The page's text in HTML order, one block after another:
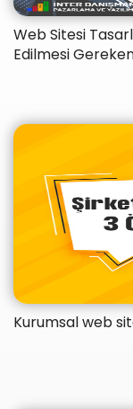
Web Sitesi
Edilmesi
Kurumsal web